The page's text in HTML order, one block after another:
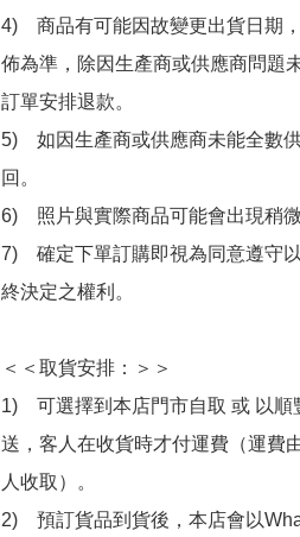
4)　商品有可能因故變更出貨日期
佈為準，除因生產商或供應商問題
訂單安排退款。
5)　如因生產商或供應商未能全數
回。
6)　照片與實際商品可能會出現稍
7)　確定下單訂購即視為同意遵守
終決定之權利。
＜＜取貨安排：＞＞
1)　可選擇到本店門市自取 或 以
送，客人在收貨時才付運費（運費
人收取）。
2)　預訂貨品到貨後，本店會以